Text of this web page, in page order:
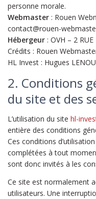
personne morale.
Webmaster : Rouen
contact@rouen-
Hébergeur : OVH – 2
Crédits : Rouen
HL Invest : Hugues
2. Conditions
du site et des
L’utilisation du site hl-
entière des conditions
Ces conditions
complétées à tout
sont donc invités à les
Ce site est normalement
utilisateurs. Une